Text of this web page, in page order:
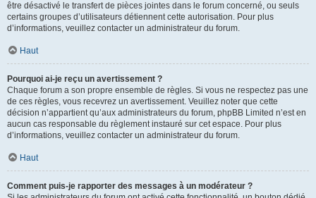
être désactivé le transfert de pièces jointes dans le forum concerné, ou seuls
certains groupes d’utilisateurs détiennent cette autorisation. Pour plus
d’informations, veuillez contacter un administrateur du forum.
Haut
Pourquoi ai-je reçu un avertissement ?
Chaque forum a son propre ensemble de règles. Si vous ne respectez pas une
de ces règles, vous recevrez un avertissement. Veuillez noter que cette
décision n’appartient qu’aux administrateurs du forum, phpBB Limited n’est en
aucun cas responsable du règlement instauré sur cet espace. Pour plus
d’informations, veuillez contacter un administrateur du forum.
Haut
Comment puis-je rapporter des messages à un modérateur ?